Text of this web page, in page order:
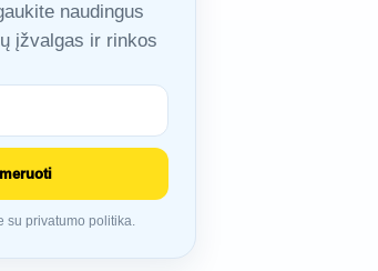
naudingus
įžvalgas ir rinkos
su privatumo politika.